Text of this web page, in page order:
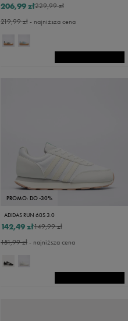
229,99 zł
206,99 zł
219,99 zł- najniższa cena
PROMO: DO -30%
ADIDAS RUN 60S 3.0
149,99 zł
142,49 zł
151,99 zł- najniższa cena